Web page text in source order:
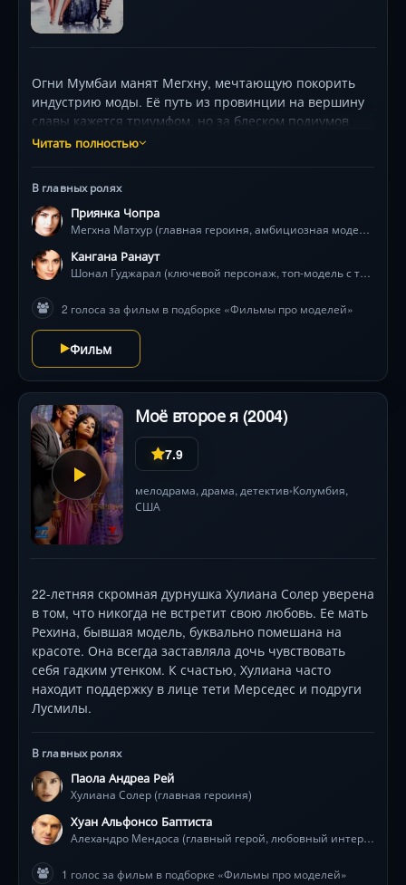
Огни Мумбаи манят Мегхну, мечтающую покорить
индустрию моды. Её путь из провинции на вершину
славы кажется триумфом, но за блеском подиумов
скрывается бездонная пропасть. Взлетев к статусу
жестокими интригами, шокирующей изнанкой
гламура и собственной гордыней станет испытанием
на прочность. Смогут ли новые друзья помочь, когда
судьба преподносит страшный сюрприз? Приянка
Чопра и Кангана Ранаут в мощных ролях,
Драма, где блистательные наряды не скрывают
душевных ран.
Читать полностью
В главных ролях
Приянка Чопра
Мегхна Матхур (главная героиня, амбициозная модель)
Кангана Ранаут
Шонал Гуджарал (ключевой персонаж, топ-модель с тёмной судьбой)
2 голоса за фильм в подборке «Фильмы про моделей»
Фильм
Моё второе я (2004)
7.9
мелодрама, драма, детектив•Колумбия,
США
22-летняя скромная дурнушка Хулиана Солер уверена
в том, что никогда не встретит свою любовь. Ее мать
Рехина, бывшая модель, буквально помешана на
красоте. Она всегда заставляла дочь чувствовать
себя гадким утенком. К счастью, Хулиана часто
находит поддержку в лице тети Мерседес и подруги
Лусмилы.
В главных ролях
Паола Андреа Рей
Хулиана Солер (главная героиня)
Хуан Альфонсо Баптиста
Алехандро Мендоса (главный герой, любовный интерес)
1 голос за фильм в подборке «Фильмы про моделей»